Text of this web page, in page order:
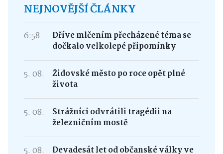
NEJNOVĚJŠÍ ČLÁNKY
6:58
Dříve mlčením přecházené téma se
dočkalo velkolepé připomínky
5. 08.
Židovské město po roce opět plné
života
5. 08.
Strážníci odvrátili tragédii na
železničním mostě
5. 08.
Devadesát let od občanské války ve